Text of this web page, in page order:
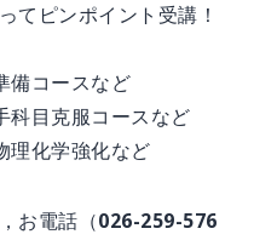
てピンポイント受講！
コースなど
目克服コースなど
学強化など
お電話（026-259-576